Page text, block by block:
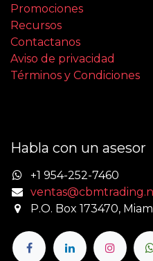
Promociones
Recursos
Contactanos
Aviso de privacidad
Términos y Condiciones
Habla con un asesor
+1 954-252-7460
P.O. Box 173470,